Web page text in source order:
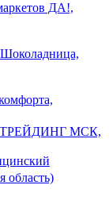
ДА!,
ТРЕЙДИНГ МСК,
область)